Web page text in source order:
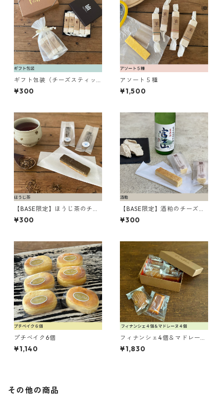
ギフト包装（チーズスティッ
ク･プチベイク用）
¥300
アソート５種
¥1,500
【BASE限定】ほうじ茶のチー
ズスティック
¥300
【BASE限定】酒粕のチーズス
ティック
¥300
プチベイク6個
¥1,140
フィナンシェ4個＆マドレーヌ
4個
¥1,830
その他の商品